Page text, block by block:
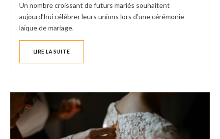
Un nombre croissant de futurs mariés souhaitent
aujourd’hui célébrer leurs unions lors d’une cérémonie
laïque de mariage.
LIRE LA SUITE